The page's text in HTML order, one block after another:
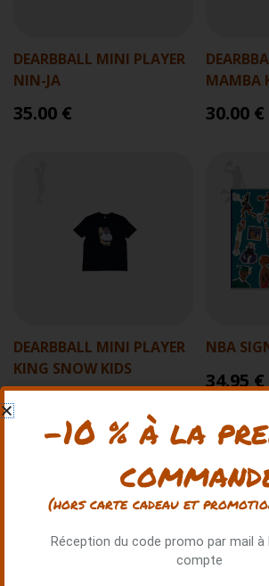
DEARBBALL MINI PLAYER
NIN-JA
35.00 €
MAMBA
30.00 €
DEARBBALL MINI PLAYER
KING SNOW KIDS
30.00 €
NBA
34.95 €
-10 % à la
(hors carte cadeau et
Réception du code promo par mail à
compte